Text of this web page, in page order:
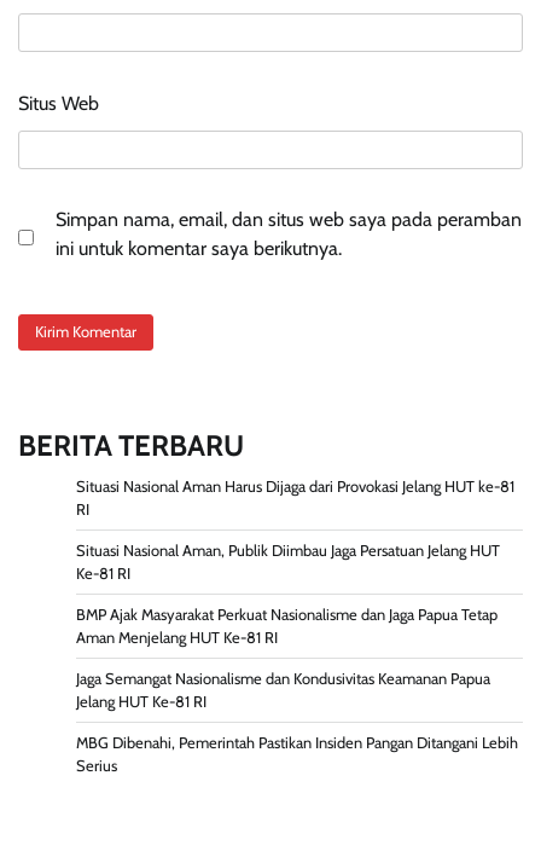
Situs Web
Simpan nama, email, dan situs web saya pada peramban
ini untuk komentar saya berikutnya.
BERITA TERBARU
Situasi Nasional Aman Harus Dijaga dari Provokasi Jelang HUT ke-81
RI
Situasi Nasional Aman, Publik Diimbau Jaga Persatuan Jelang HUT
Ke-81 RI
BMP Ajak Masyarakat Perkuat Nasionalisme dan Jaga Papua Tetap
Aman Menjelang HUT Ke-81 RI
Jaga Semangat Nasionalisme dan Kondusivitas Keamanan Papua
Jelang HUT Ke-81 RI
MBG Dibenahi, Pemerintah Pastikan Insiden Pangan Ditangani Lebih
Serius